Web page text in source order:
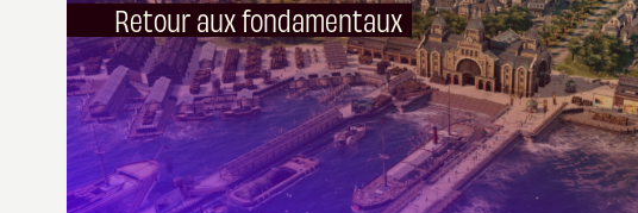
Retour aux fondamentaux